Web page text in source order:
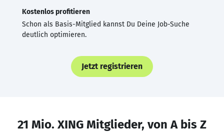
Kostenlos profitieren
Schon als Basis-Mitglied kannst Du Deine Job-Suche
deutlich optimieren.
Jetzt registrieren
21 Mio. XING Mitglieder, von A bis Z